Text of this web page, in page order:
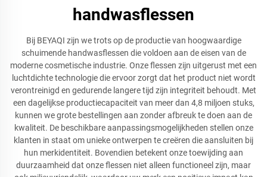
handwasflessen
Bij BEYAQI zijn we trots op de productie van hoogwaardige
schuimende handwasflessen die voldoen aan de eisen van de
moderne cosmetische industrie. Onze flessen zijn uitgerust met een
luchtdichte technologie die ervoor zorgt dat het product niet wordt
verontreinigd en gedurende langere tijd zijn integriteit behoudt. Met
een dagelijkse productiecapaciteit van meer dan 4,8 miljoen stuks,
kunnen we grote bestellingen aan zonder afbreuk te doen aan de
kwaliteit. De beschikbare aanpassingsmogelijkheden stellen onze
klanten in staat om unieke ontwerpen te creëren die aansluiten bij
hun merkidentiteit. Bovendien betekent onze toewijding aan
duurzaamheid dat onze flessen niet alleen functioneel zijn, maar